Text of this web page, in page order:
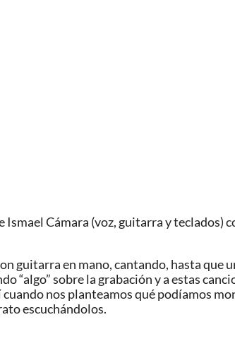
Cámara (voz, guitarra y
guitarra en mano, cantando, hasta
“algo” sobre la grabación y a estas
nos planteamos qué podíamos
escuchándolos.